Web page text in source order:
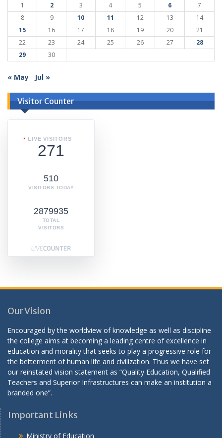
1
2 3 4 5 6
7
8
9 10 11 12 13
14
15
16 17 18 19 20
21
22
23 24 25 26 27
28
29
30
« May Jul »
Visitor Counter
LIVE VISITORS
271
510
VISITORS TODAY
2879935
TOTAL
VISITORS
Our Vision
Encouraged by the worldview of knowledge as well as discipline
the college aims at becoming a leading centre of excellence in
education and morality that seeks to play a progressive role for
the betterment of human life and civilization. Thus we have set
our reinstated vision statement as “Quality Education, Qualified
Teachers and Superior Infrastructures can make an institution a
branded one”.
Important Links
Ministry of Education